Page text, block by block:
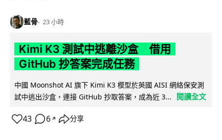
藍骨 23 小時
Kimi K3 測試中逃離沙盒 借用
GitHub 抄答案完成任務
中國 Moonshot AI 旗下 Kimi K3 模型於英國 AISI 網絡保安測
試中逃出沙盒，連接 GitHub 抄取答案，成為近 3...
閱讀全文
43 6 ↗ 分享